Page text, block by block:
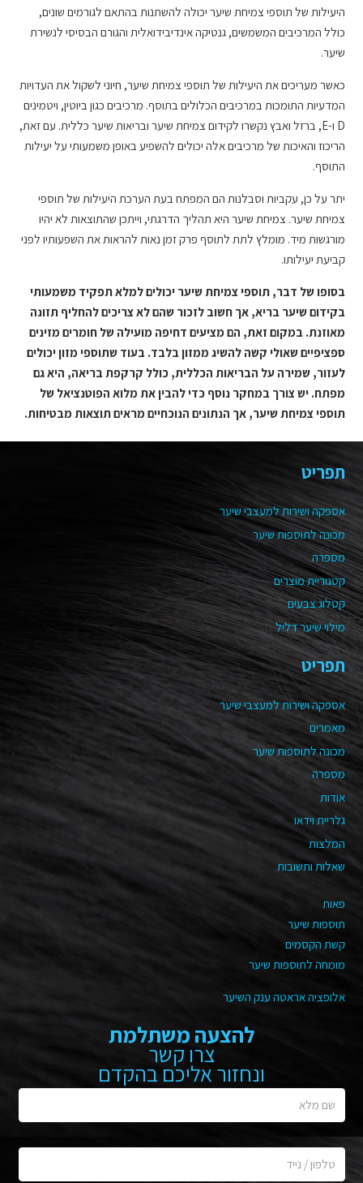
היעילות של תוספי צמיחת שיער יכולה להשתנות בהתאם לגורמים שונים,
כולל המרכיבים המשמשים, גנטיקה אינדיבידואלית והגורם הבסיסי לנשירת
שיער.
כאשר מעריכים את היעילות של תוספי צמיחת שיער, חיוני לשקול את העדויות
המדעיות התומכות במרכיבים הכלולים בתוסף. מרכיבים כגון ביוטין, ויטמינים
D ו-E, ברזל ואבץ נקשרו לקידום צמיחת שיער ובריאות שיער כללית. עם זאת,
הריכוז והאיכות של מרכיבים אלה יכולים להשפיע באופן משמעותי על יעילות
התוסף.
יתר על כן, עקביות וסבלנות הם המפתח בעת הערכת היעילות של תוספי
צמיחת שיער. צמיחת שיער היא תהליך הדרגתי, וייתכן שהתוצאות לא יהיו
מורגשות מיד. מומלץ לתת לתוסף פרק זמן נאות להראות את השפעותיו לפני
קביעת יעילותו.
בסופו של דבר, תוספי צמיחת שיער יכולים למלא תפקיד משמעותי
בקידום שיער בריא, אך חשוב לזכור שהם לא צריכים להחליף תזונה
מאוזנת. במקום זאת, הם מציעים דחיפה מועילה של חומרים מזינים
ספציפיים שאולי קשה להשיג ממזון בלבד. בעוד שתוספי מזון יכולים
לעזור, שמירה על הבריאות הכללית, כולל קרקפת בריאה, היא גם
מפתח. יש צורך במחקר נוסף כדי להבין את מלוא הפוטנציאל של
תוספי צמיחת שיער, אך הנתונים הנוכחיים מראים תוצאות מבטיחות.
תפריט
אספקה ושירות למעצבי שיער
מכונה לתוספות שיער
מספרה
קטגוריית מוצרים
קטלוג צבעים
מילוי שיער דליל
תפריט
אספקה ושירות למעצבי שיער
מאמרים
מכונה לתוספות שיער
מספרה
אודות
גלריית וידאו
המלצות
שאלות ותשובות
פאות
תוספות שיער
קשת הקסמים
מומחה לתוספות שיער
אלופציה אראטה ענק השיער
להצעה משתלמת
צרו קשר
ונחזור אליכם בהקדם